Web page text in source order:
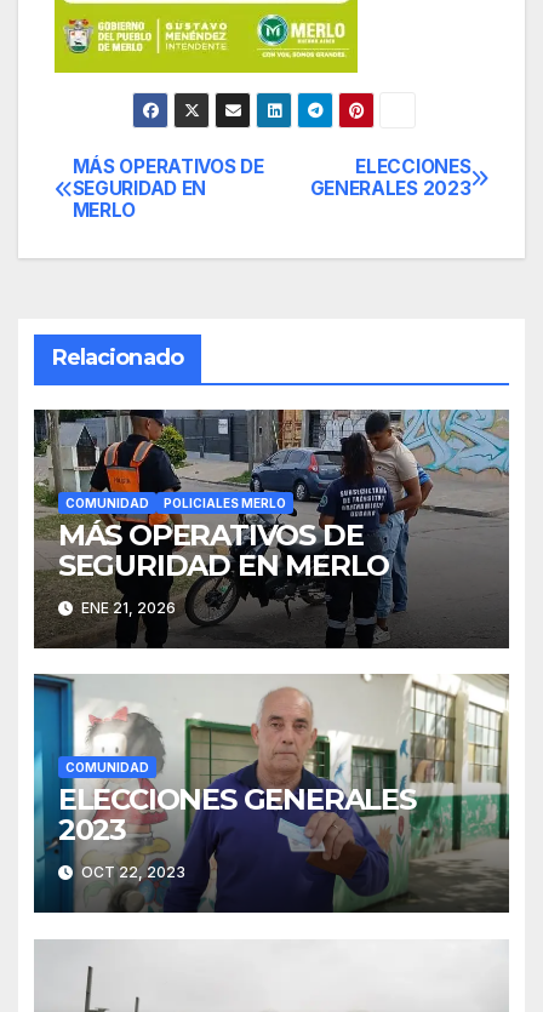
Navegación
de
ELECCIONES
GENERALES 2023
MÁS OPERATIVOS DE
SEGURIDAD EN
MERLO
Relacionado
COMUNIDAD POLICIALES MERLO
MÁS OPERATIVOS DE
SEGURIDAD EN MERLO
ENE 21, 2026
COMUNIDAD
ELECCIONES GENERALES
2023
OCT 22, 2023